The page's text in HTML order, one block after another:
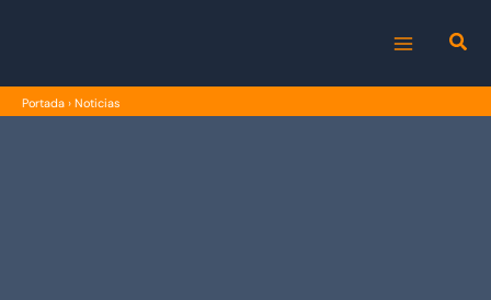
MENU
Portada › Noticias